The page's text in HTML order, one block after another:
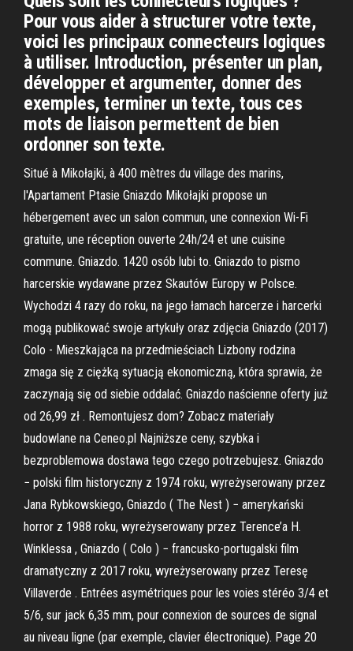
Pour vous aider à structurer votre texte,
voici les principaux connecteurs logiques
à utiliser. Introduction, présenter un plan,
développer et argumenter, donner des
exemples, terminer un texte, tous ces
mots de liaison permettent de bien
ordonner son texte.
Situé à Mikołajki, à 400 mètres du village des marins,
l'Apartament Ptasie Gniazdo Mikołajki propose un
hébergement avec un salon commun, une connexion Wi-Fi
gratuite, une réception ouverte 24h/24 et une cuisine
commune. Gniazdo. 1420 osób lubi to. Gniazdo to pismo
harcerskie wydawane przez Skautów Europy w Polsce.
Wychodzi 4 razy do roku, na jego łamach harcerze i harcerki
mogą publikować swoje artykuły oraz zdjęcia Gniazdo (2017)
Colo - Mieszkająca na przedmieściach Lizbony rodzina
zmaga się z ciężką sytuacją ekonomiczną, która sprawia, że
zaczynają się od siebie oddalać. Gniazdo naścienne oferty już
od 26,99 zł . Remontujesz dom? Zobacz materiały
budowlane na Ceneo.pl Najniższe ceny, szybka i
bezproblemowa dostawa tego czego potrzebujesz. Gniazdo
− polski film historyczny z 1974 roku, wyreżyserowany przez
Jana Rybkowskiego, Gniazdo ( The Nest ) − amerykański
horror z 1988 roku, wyreżyserowany przez Terence’a H.
Winklessa , Gniazdo ( Colo ) − francusko-portugalski film
dramatyczny z 2017 roku, wyreżyserowany przez Teresę
Villaverde . Entrées asymétriques pour les voies stéréo 3/4 et
5/6, sur jack 6,35 mm, pour connexion de sources de signal
au niveau ligne (par exemple, clavier électronique). Page 20